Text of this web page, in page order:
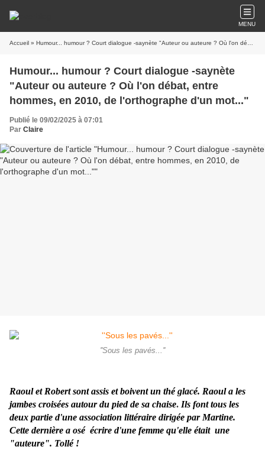
MENU
Accueil » Humour... humour ? Court dialogue -s​​​​​aynète "Auteur ou auteure ? Où l'on débat, entre hommes, en 2010, de l'orthographe d'un mot..."
Humour... humour ? Court dialogue -s​​​​​aynète
"Auteur ou auteure ? Où l'on débat, entre
hommes, en 2010, de l'orthographe d'un mot..."
Publié le 09/02/2025 à 07:01
Par Claire
''Sous les pavés...''
Raoul et Robert sont assis et boivent un thé glacé. Raoul a les
jambes croisées autour du pied de sa chaise. Ils font tous les
deux partie d'une association littéraire dirigée par Martine.
Cette dernière a osé écrire d'une femme qu'elle était une
"auteure". Tollé !